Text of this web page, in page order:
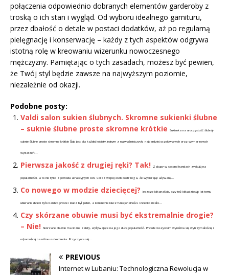
połączenia odpowiednio dobranych elementów garderoby z
troską o ich stan i wygląd. Od wyboru idealnego garnituru,
przez dbałość o detale w postaci dodatków, aż po regularną
pielęgnację i konserwację – każdy z tych aspektów odgrywa
istotną rolę w kreowaniu wizerunku nowoczesnego
mężczyzny. Pamiętając o tych zasadach, możesz być pewien,
że Twój styl będzie zawsze na najwyższym poziomie,
niezależnie od okazji.
Podobne posty:
Valdi salon sukien ślubnych. Skromne sukienki ślubne
– suknie ślubne proste skromne krótkie
Sukienka na uroczystość ślubną-
suknie ślubne proste skromne krótkie Ślub jest dla każdej kobiety jednym z najważniejszych, najbardziej oczekiwanych oraz wymarzonych
wydarzeń...
Pierwsza jakość z drugiej ręki? Tak! Zakupy w second handach zyskują na
popularności, a to nie tylko z powodu atrakcyjnych cen. Coraz więcej osób dostrzega, że wybierając używaną...
Co nowego w modzie dziecięcej? Jeszcze kilkanaście, czy też kilkadziesiąt lat temu
ubieranie dzieci było bardzo proste i klucz był jeden, a konkretnie klucz funkcjonalności. Dziecko miało...
Czy skórzane obuwie musi być ekstremalnie drogie?
– Nie!
Skórzane obuwie ma liczne zalety, wpływające na jego dużą popularność. Przede wszystkim wyróżnia się wytrzymałością i
odpornością na różne uszkodzenia. Przyczynia się...
PREVIOUS
Internet w Lubaniu: Technologiczna Rewolucja w